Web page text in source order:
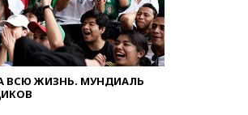
ВСЮ ЖИЗНЬ. МУНДИАЛЬ